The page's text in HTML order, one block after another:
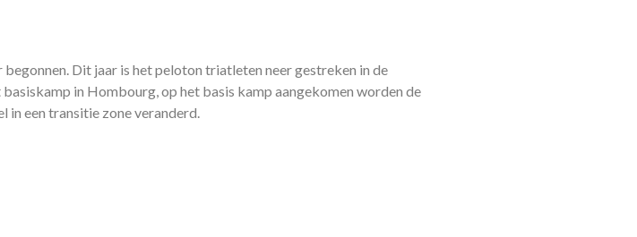
Dit jaar is het peloton triatleten neer gestreken in de
in Hombourg, op het basis kamp aangekomen worden de
in een transitie zone veranderd.